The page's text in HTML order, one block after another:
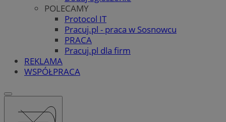
POLECAMY
Protocol IT
Pracuj.pl - praca w Sosnowcu
PRACA
Pracuj.pl dla firm
REKLAMA
WSPÓŁPRACA